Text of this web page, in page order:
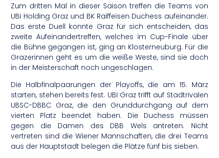
Zum dritten Mal in dieser Saison treffen die Teams von
UBI Holding Graz und BK Raiffeisen Duchess aufeinander.
Das erste Duell konnte Graz für sich entscheiden, das
zweite Aufeinandertreffen, welches im Cup-Finale über
die Bühne gegangen ist, ging an Klosterneuburg. Für die
Grazerinnen geht es um die weiße Weste, sind sie doch
in der Meisterschaft noch ungeschlagen.
Die Halbfinalpaarungen der Playoffs, die am 15. März
starten, stehen bereits fest. UBI Graz trifft auf Stadtrivalen
UBSC-DBBC Graz, die den Grunddurchgang auf dem
vierten Platz beendet haben. Die Duchess müssen
gegen die Damen des DBB Wels antreten. Nicht
vertreten sind die Wiener Mannschaften, die drei Teams
aus der Hauptstadt belegen die Plätze fünf bis sieben.